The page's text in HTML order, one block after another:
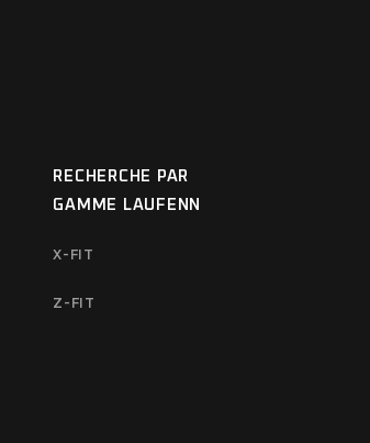
RECHERCHE PAR
GAMME LAUFENN
X-FIT
Z-FIT